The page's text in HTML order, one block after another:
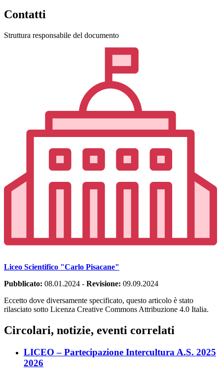
Contatti
Struttura responsabile del documento
Liceo Scientifico "Carlo Pisacane"
Pubblicato: 08.01.2024 - Revisione: 09.09.2024
Eccetto dove diversamente specificato, questo articolo è stato
rilasciato sotto Licenza Creative Commons Attribuzione 4.0 Italia.
Circolari, notizie, eventi correlati
LICEO – Partecipazione Intercultura A.S. 2025
2026